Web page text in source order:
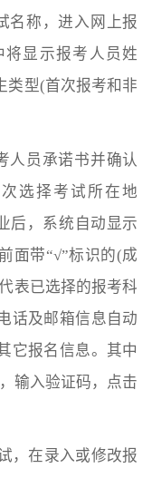
名称，进入网上报
显示报考人员姓
类型(首次报考和非
人员承诺书并确认
选择考试所在地
后，系统自动显示
面带“√”标识的(成
表已选择的报考科
话及邮箱信息自动
它报名信息。其中
输入验证码，点击
，在录入或修改报